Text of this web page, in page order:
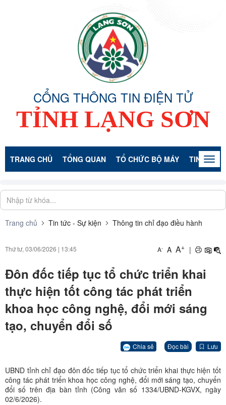
CỔNG THÔNG TIN ĐIỆN TỬ
TỈNH LẠNG SƠN
TRANG CHỦ TỔNG QUAN TỔ CHỨC BỘ MÁY TIN TỨC -
Trang chủ Tin tức - Sự kiện Thông tin chỉ đạo điều hành
Thứ tư, 03/06/2026 | 13:45 A- A A+ |
Đôn đốc tiếp tục tổ chức triển khai
thực hiện tốt công tác phát triển
khoa học công nghệ, đổi mới sáng
tạo, chuyển đổi số
Chia sẻ Đọc bài Lưu
UBND tỉnh chỉ đạo đôn đốc tiếp tục tổ chức triển khai thực hiện tốt
công tác phát triển khoa học công nghệ, đổi mới sáng tạo, chuyển
đổi số trên địa bàn tỉnh (Công văn số 1334/UBND-KGVX, ngày
02/6/2026).